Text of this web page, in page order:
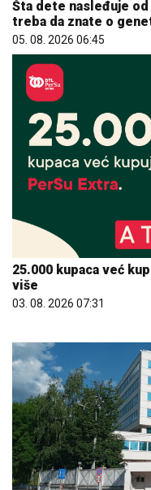
Šta dete nasleđuje od
treba da znate o
05. 08. 2026 06:45
25.000 kupaca već
više
03. 08. 2026 07:31